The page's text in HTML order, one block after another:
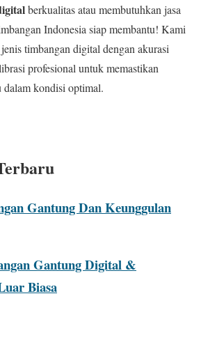
berkualitas atau membutuhkan jasa
Indonesia siap membantu! Kami
timbangan digital dengan akurasi
profesional untuk memastikan
kondisi optimal.
Gantung Dan Keunggulan
Gantung Digital &
Biasa